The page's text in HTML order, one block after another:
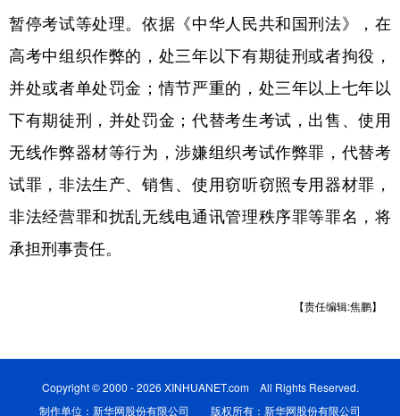
山东 河南 湖北 湖南
广东 广西 海南 重庆
四川 贵州 云南 西藏
陕西 甘肃 青海 宁夏
한국어
暂停考试等处理。依据《中华人民共和国刑法》，在
高考中组织作弊的，处三年以下有期徒刑或者拘役，
并处或者单处罚金；情节严重的，处三年以上七年以
下有期徒刑，并处罚金；代替考生考试，出售、使用
无线作弊器材等行为，涉嫌组织考试作弊罪，代替考
试罪，非法生产、销售、使用窃听窃照专用器材罪，
非法经营罪和扰乱无线电通讯管理秩序罪等罪名，将
承担刑事责任。
【责任编辑:焦鹏】
Copyright © 2000 - 2026 XINHUANET.com All Rights Reserved.
制作单位：新华网股份有限公司 版权所有：新华网股份有限公司